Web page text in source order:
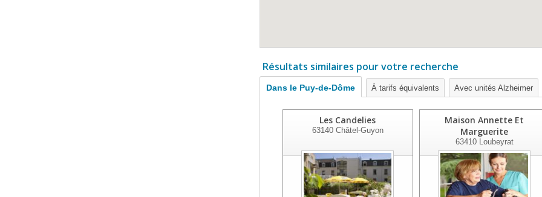
Résultats similaires pour votre recherche
Dans le Puy-de-Dôme À tarifs équivalents Avec unités Alzheimer
Les Candelies
63140Châtel-Guyon
Maison Annette Et
Marguerite
63410Loubeyrat